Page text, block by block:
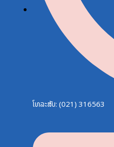
ໂທລະສັບ: (021) 316563